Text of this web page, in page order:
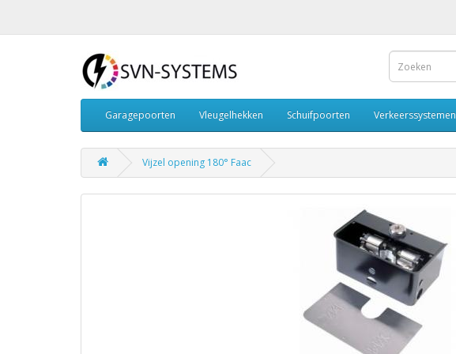
Garagepoorten Vleugelhekken Schuifpoorten Verkeerssystemen
Vijzel opening 180° Faac